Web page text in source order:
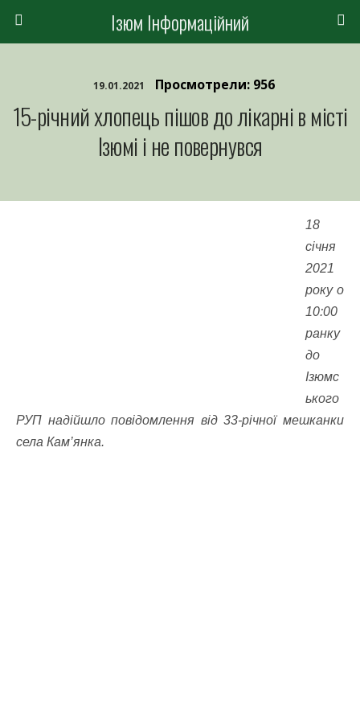
Ізюм Інформаційний
19.01.2021 Просмотрели: 956
15-річний хлопець пішов до лікарні в місті
Ізюмі і не повернувся
18
січня
2021
року о
10:00
ранку
до
Ізюмс
ького
РУП надійшло повідомлення від 33-річної мешканки
села Кам’янка.